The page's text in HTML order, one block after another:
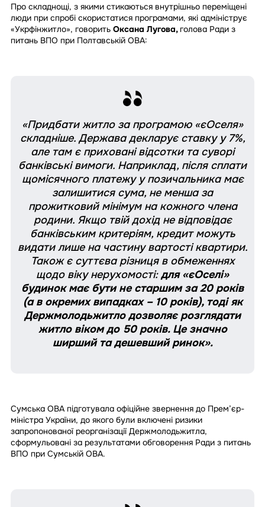
Про складнощі, з якими стикаються внутрішньо переміщені
люди при спробі скористатися програмами, які адмініструє
«Укрфінжитло», говорить Оксана Лугова, голова Ради з
питань ВПО при Полтавській ОВА:
«Придбати житло за програмою «єОселя»
складніше. Держава декларує ставку у 7%,
але там є приховані відсотки та суворі
банківські вимоги. Наприклад, після сплати
щомісячного платежу у позичальника має
залишитися сума, не менша за
прожитковий мінімум на кожного члена
родини. Якщо твій дохід не відповідає
банківським критеріям, кредит можуть
видати лише на частину вартості квартири.
Також є суттєва різниця в обмеженнях
щодо віку нерухомості:для «єОселі»
будинок має бути не старшим за 20 років
(а в окремих випадках – 10 років), тоді як
Держмолодьжитло дозволяє розглядати
житло віком до 50 років. Це значно
ширший та дешевший ринок».
Сумська ОВА підготувала офіційне звернення до Прем’єр-
міністра України, до якого були включені ризики
запропонованої реорганізації Держмолодьжитла,
сформульовані за результатами обговорення Ради з питань
ВПО при Сумській ОВА.